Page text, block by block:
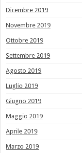
Dicembre 2019
Novembre 2019
Ottobre 2019
Settembre 2019
Agosto 2019
Luglio 2019
Giugno 2019
Maggio 2019
Aprile 2019
Marzo 2019